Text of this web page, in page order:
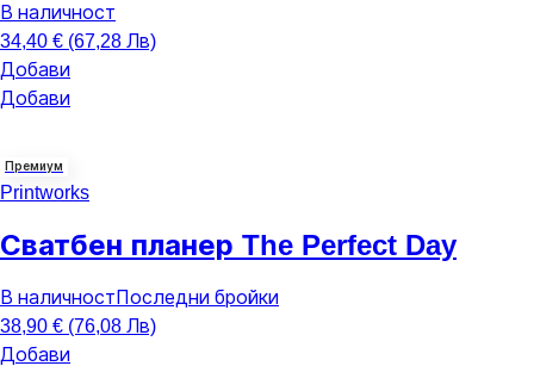
В наличност
34,40 € (67,28 Лв)
Добави
Добави
Премиум
Printworks
Сватбен планер The Perfect Day
В наличност Последни бройки
38,90 € (76,08 Лв)
Добави